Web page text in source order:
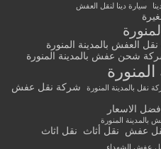
سيارة دينا لنقل العفش
العفش بالمدينة المنورة
شحن عفش بالمدينة المنورة
نقل بالمدينة المنورة شركة نقل عفش
الاسعار
المنورة
عفش نقل أثاث نقل اثاث
عفش الشهداء